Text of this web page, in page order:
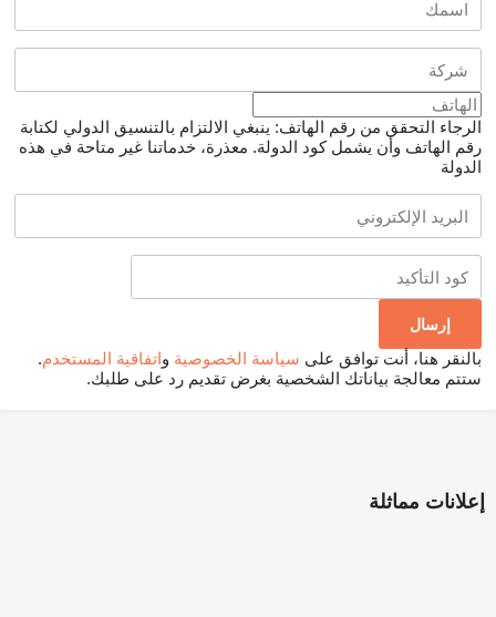
الرجاء التحقق من رقم الهاتف: ينبغي الالتزام بالتنسيق الدولي لكتابة
رقم الهاتف وأن يشمل كود الدولة. معذرة، خدماتنا غير متاحة في هذه
الدولة
بالنقر هنا، أنت توافق على سياسة الخصوصية واتفاقية المستخدم.
ستتم معالجة بياناتك الشخصية بغرض تقديم رد على طلبك.
إعلانات مماثلة